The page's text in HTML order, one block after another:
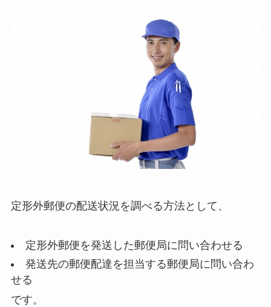
定形外郵便の配送状況を調べる方法として、
定形外郵便を発送した郵便局に問い合わせる
発送先の郵便配達を担当する郵便局に問い合わ
せる
です。